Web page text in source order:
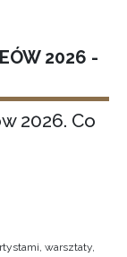
2026 -
2026. Co
warsztaty,